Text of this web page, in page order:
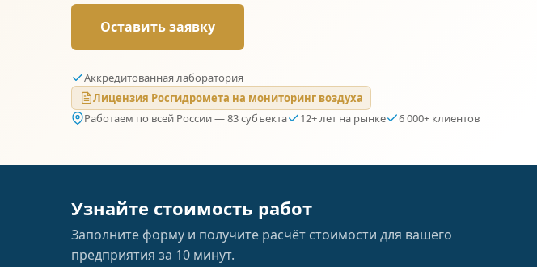
Оставить заявку
Аккредитованная лаборатория
Лицензия Росгидромета на мониторинг воздуха
Работаем по всей России — 83 субъекта
12+ лет на рынке 6 000+ клиентов
Узнайте стоимость работ
Заполните форму и получите расчёт стоимости для вашего
предприятия за 10 минут.